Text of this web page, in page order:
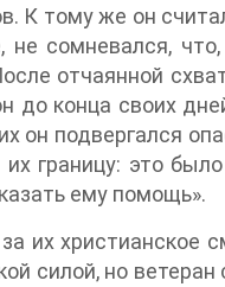
К тому же он
не сомневался,
отчаянной
до конца своих
он подвергался
границу: это
ему помощь».
их христианское
силой, но